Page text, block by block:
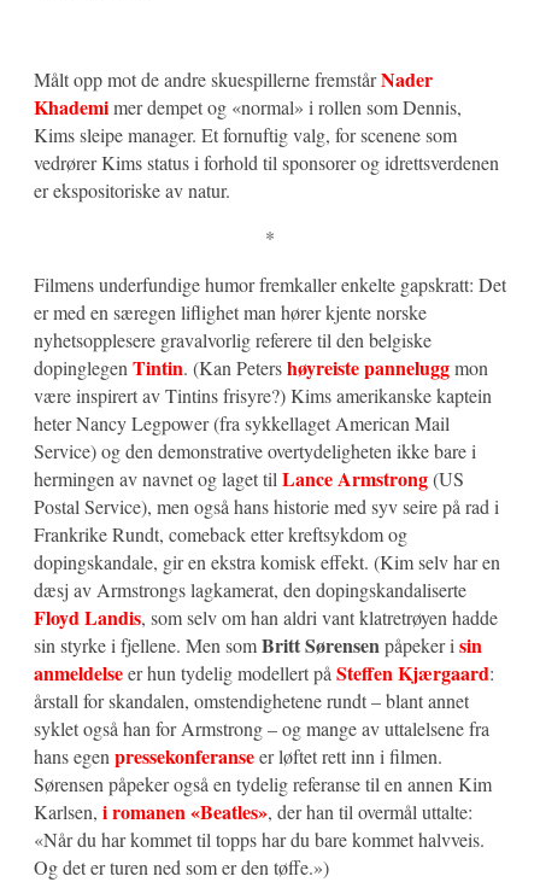
Målt opp mot de andre skuespillerne fremstårNader
Khademimer dempet og «normal» i rollen som Dennis,
Kims sleipe manager. Et fornuftig valg, for scenene som
vedrører Kims status i forhold til sponsorer og idrettsverdenen
er ekspositoriske av natur.
*
Filmens underfundige humor fremkaller enkelte gapskratt: Det
er med en særegen liflighet man hører kjente norske
nyhetsopplesere gravalvorlig referere til den belgiske
dopinglegen Tintin. (Kan Petershøyreiste panneluggmon
være inspirert av Tintins frisyre?) Kims amerikanske kaptein
heter Nancy Legpower (fra sykkellaget American Mail
Service) og den demonstrative overtydeligheten ikke bare i
hermingen av navnet og laget til Lance Armstrong(US
Postal Service), men også hans historie med syv seire på rad i
Frankrike Rundt, comeback etter kreftsykdom og
dopingskandale, gir en ekstra komisk effekt. (Kim selv har en
dæsj av Armstrongs lagkamerat, den dopingskandaliserte
Floyd Landis, som selv om han aldri vant klatretrøyen hadde
sin styrke i fjellene. Men somBritt Sørensenpåpeker i sin
anmeldelseer hun tydelig modellert på Steffen Kjærgaard:
årstall for skandalen, omstendighetene rundt – blant annet
syklet også han for Armstrong – og mange av uttalelsene fra
hans egen pressekonferanseer løftet rett inn i filmen.
Sørensen påpeker også en tydelig referanse til en annen Kim
Karlsen, i romanen «Beatles», der han til overmål uttalte:
«Når du har kommet til topps har du bare kommet halvveis.
Og det er turen ned som er den tøffe.»)